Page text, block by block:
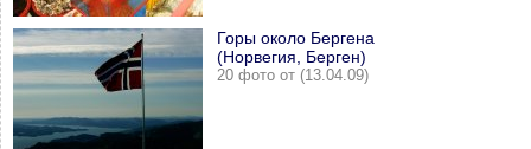
Горы около Бергена
(Норвегия, Берген)
20 фото от (13.04.09)